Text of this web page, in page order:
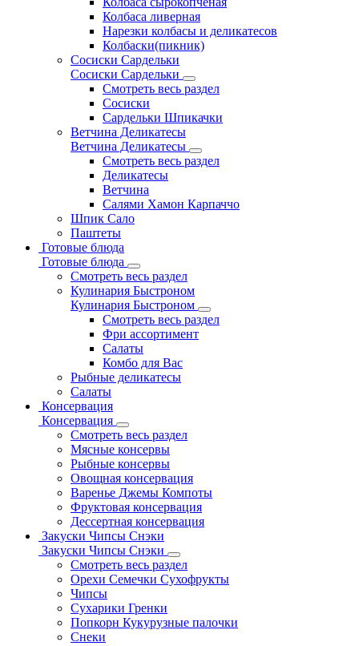
Колбаса ливерная
Нарезки колбасы и деликатесов
Колбаски(пикник)
Сосиски Сардельки
Сосиски Сардельки
Смотреть весь раздел
Сосиски
Сардельки Шпикачки
Ветчина Деликатесы
Ветчина Деликатесы
Смотреть весь раздел
Деликатесы
Ветчина
Салями Хамон Карпаччо
Шпик Сало
Паштеты
Готовые блюда
Готовые блюда
Смотреть весь раздел
Кулинария Быстроном
Кулинария Быстроном
Смотреть весь раздел
Фри ассортимент
Салаты
Комбо для Вас
Рыбные деликатесы
Салаты
Консервация
Консервация
Смотреть весь раздел
Мясные консервы
Рыбные консервы
Овощная консервация
Варенье Джемы Компоты
Фруктовая консервация
Дессертная консервация
Закуски Чипсы Снэки
Закуски Чипсы Снэки
Смотреть весь раздел
Орехи Семечки Сухофрукты
Чипсы
Сухарики Гренки
Попкорн Кукурузные палочки
Снеки